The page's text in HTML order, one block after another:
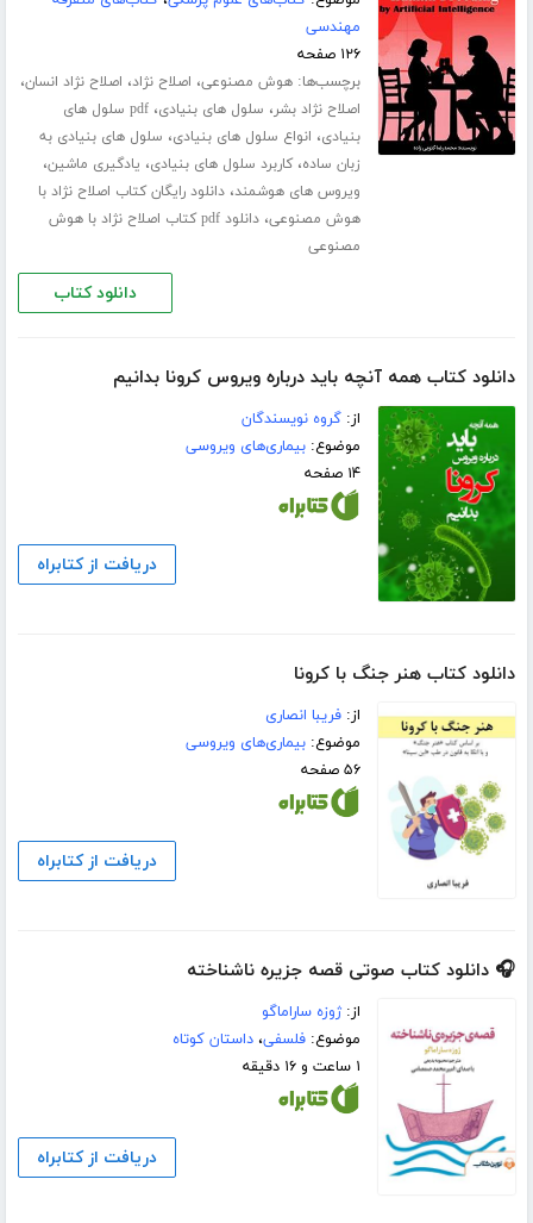
مهندسی
۱۲۶ صفحه
برچسب‌ها:هوش مصنوعی، اصلاح نژاد، اصلاح نژاد انسان،
اصلاح نژاد بشر، سلول های بنیادی،
pdf سلول های
بنیادی، انواع سلول های بنیادی، سلول های بنیادی به
زبان ساده،کاربرد سلول های بنیادی، یادگیری ماشین،
ویروس های هوشمند،دانلود رایگان کتاب اصلاح نژاد با
هوش مصنوعی،
دانلود pdf کتاب اصلاح نژاد با هوش
مصنوعی
دانلود کتاب
دانلود کتاب همه آنچه باید درباره ویروس کرونا بدانیم
از:گروه نویسندگان
موضوع:بیماری‌های ویروسی
۱۴ صفحه
دریافت از کتابراه
دانلود کتاب هنر جنگ با کرونا
از:فریبا انصاری
موضوع:بیماری‌های ویروسی
۵۶ صفحه
دریافت از کتابراه
🎧 دانلود کتاب صوتی قصه جزیره ناشناخته
از:ژوزه ساراماگو
موضوع:فلسفی،داستان کوتاه
۱ ساعت و ۱۶ دقیقه
دریافت از کتابراه